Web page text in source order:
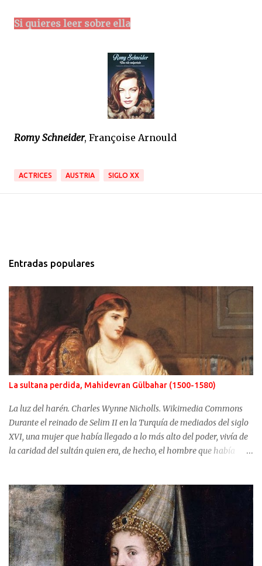
Si quieres leer sobre ella
Romy Schneider, Françoise Arnould
ACTRICES AUSTRIA SIGLO XX
Entradas populares
La sultana perdida, Mahidevran Gülbahar (1500-1580)
La luz del harén. Charles Wynne Nicholls. Wikimedia Commons
Durante el reinado de Selim II en la Turquía de mediados del siglo
XVI, una mujer que había llegado a lo más alto del poder, vivía de
la caridad del sultán quien era, de hecho, el hombre que había
fue su madre, la sultana Roxelana, quien después de ganarse el
favor del poderoso Solimán, consiguió que su primera esposa y su
hijo fueran alejados del poder. Mahidevran fue una mujer con
orígenes desconocidos que consiguió ser la reina del harén de una
Turquía que puso en jaque a Europa y terminó sus días desterrada
y olvidada. Mahidevran Sultan nació alrededor del año 1500 pero